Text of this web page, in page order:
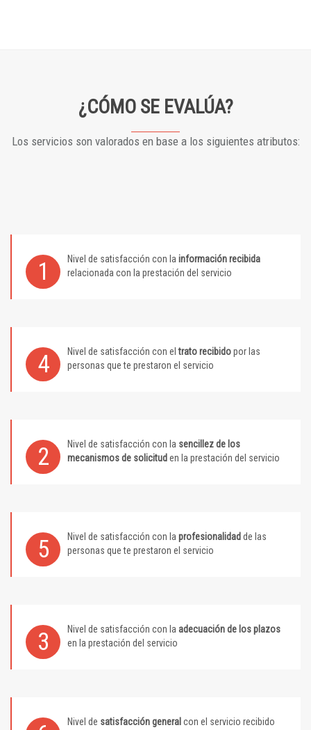
¿CÓMO SE EVALÚA?
Los servicios son valorados en base a los siguientes atributos:
1 Nivel de satisfacción con la información recibida
relacionada con la prestación del servicio
4 Nivel de satisfacción con eltrato recibidopor las
personas que te prestaron el servicio
2 Nivel de satisfacción con la sencillez de los
mecanismos de solicitud en la prestación del servicio
5 Nivel de satisfacción con la profesionalidad de las
personas que te prestaron el servicio
3 Nivel de satisfacción con la adecuación de los plazos
en la prestación del servicio
Nivel de satisfacción general con el servicio recibido